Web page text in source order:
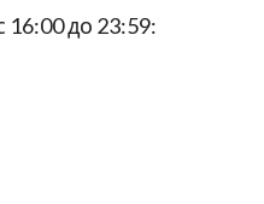
до 23:59: